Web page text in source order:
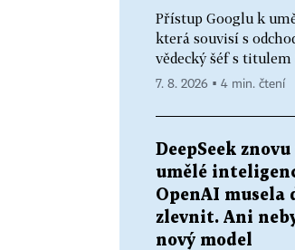
Přístup Googlu k
která souvisí s
vědecký šéf s
7. 8. 2026 ▪ 4 min. čtení
DeepSeek
umělé
OpenAI musela
zlevnit. Ani
nový model